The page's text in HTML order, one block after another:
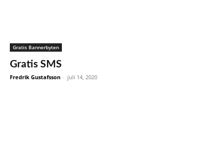
Gratis Bannerbyten
Gratis SMS
Fredrik Gustafsson - juli 14, 2020